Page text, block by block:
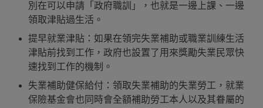
別在可以申請「政府職訓」，也就是一邊上課、一邊
領取津貼過生活。
提早就業津貼：如果在領完失業補助或職業訓練生活
津貼前找到工作，政府也設置了用來獎勵失業民眾快
速找到工作的機制。
失業補助健保給付：領取失業補助的失業勞工，就業
保險基金會也同時會全額補助勞工本人以及其眷屬的